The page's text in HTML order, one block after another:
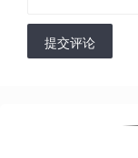
提交评论